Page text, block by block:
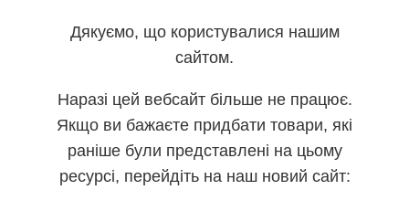
Дякуємо, що користувалися нашим
сайтом.
Наразі цей вебсайт більше не працює.
Якщо ви бажаєте придбати товари, які
раніше були представлені на цьому
ресурсі, перейдіть на наш новий сайт: